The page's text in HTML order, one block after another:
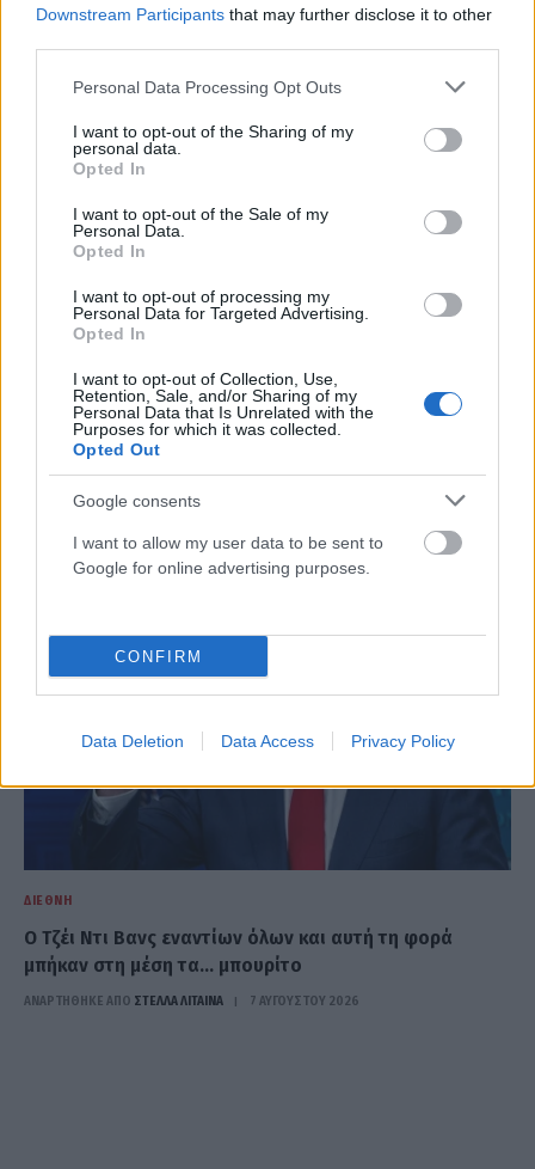
Downstream Participants that may further disclose it to other
Please note that this website/app uses one or more Google
not limited to your visit or usage behaviour. You may click to
grant or deny consent to Google and its third-party tags to
use your data for below specified purposes in below Google
consent section.
Personal Data Processing Opt Outs
I want to opt-out of the Sharing of my
personal data.
Opted In
I want to opt-out of the Sale of my
Personal Data.
Opted In
I want to opt-out of processing my
Personal Data for Targeted Advertising.
Opted In
I want to opt-out of Collection, Use,
Retention, Sale, and/or Sharing of my
Personal Data that Is Unrelated with the
Purposes for which it was collected.
Opted Out
Google consents
I want to allow my user data to be sent to
Google for online advertising purposes.
CONFIRM
Data Deletion Data Access Privacy Policy
Δικαστικό μπλόκο στην περιβόητη αίθουσα χορού του
Ρώσοι χάκερ πίσω από τις φήμες παραίτησης του
Φρίντριχ Μερτς;
ΑΝΑΡΤΗΘΗΚΕ ΑΠΟ GMYLONAS 7 ΑΥΓΟΎΣΤΟΥ 2026
ΔΙΕΘΝΉ
Ο Τζέι Ντι Βανς εναντίων όλων και αυτή τη φορά
μπήκαν στη μέση τα… μπουρίτο
ΑΝΑΡΤΗΘΗΚΕ ΑΠΟ ΣΤΈΛΛΑ ΛΊΤΑΙΝΑ 7 ΑΥΓΟΎΣΤΟΥ 2026